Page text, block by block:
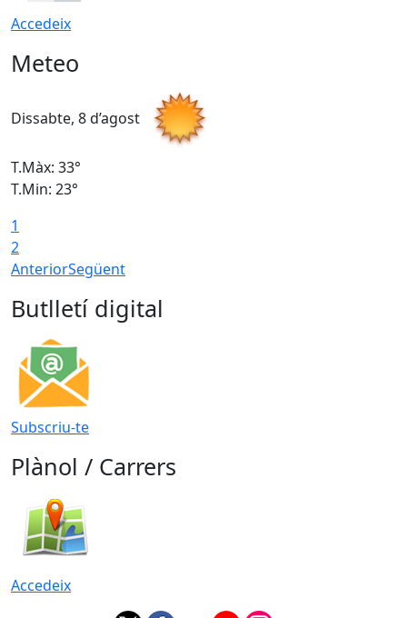
Accedeix
Meteo
Dissabte, 8 d’agost
T.Màx: 33°
T.Min: 23°
1
2
AnteriorSegüent
Butlletí digital
Subscriu-te
Plànol / Carrers
Accedeix